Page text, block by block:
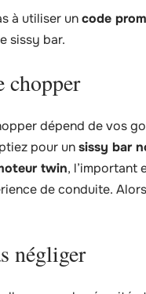
à utiliser uncode
sissy bar.
chopper
dépend de vos
pour unsissy bar
twin, l’important
de conduite.
négliger